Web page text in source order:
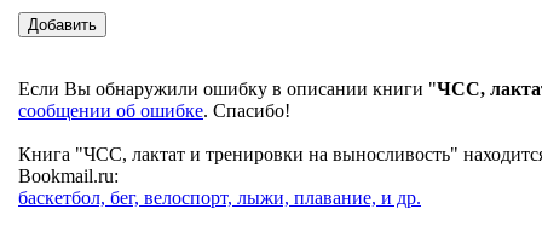
Если Вы обнаружили ошибку в описании книги "ЧСС,
сообщении об ошибке. Спасибо!
Книга "ЧСС, лактат и тренировки на выносливость"
Bookmail.ru:
баскетбол, бег, велоспорт, лыжи, плавание, и др.